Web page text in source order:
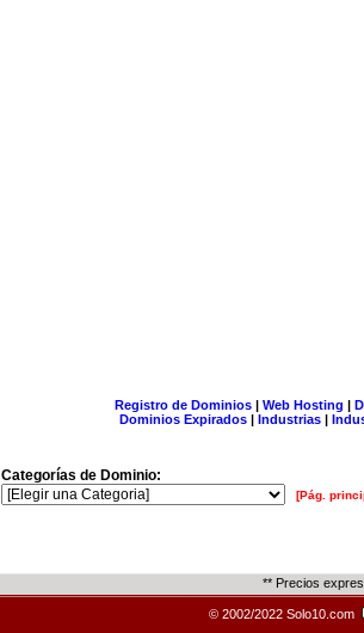
Registro de Dominios| Web Hosting |
Dominios Expirados | Industrias |
Categorías de Dominio:
[Pág.
** Precios
© 2002/2022 Solo10.com